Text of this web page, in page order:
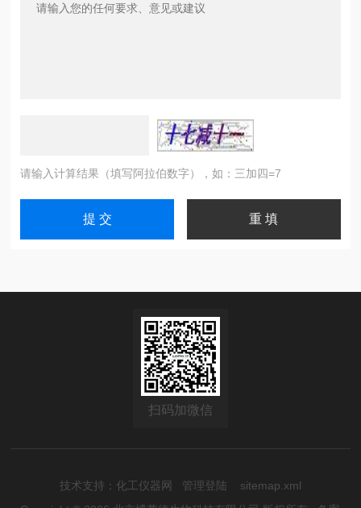
请输入计算结果（填写阿拉伯数字），如：三加四=7
扫码加微信
技术支持： 化工仪器网 管理登陆
sitemap.xml